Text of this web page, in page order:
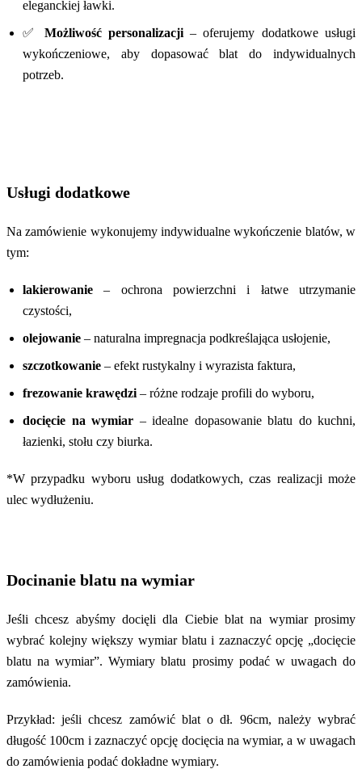
eleganckiej ławki.
✅ Możliwość personalizacji– oferujemy dodatkowe usługi
wykończeniowe, aby dopasować blat do indywidualnych
potrzeb.
Usługi dodatkowe
Na zamówienie wykonujemy indywidualne wykończenie blatów, w
tym:
lakierowanie – ochrona powierzchni i łatwe utrzymanie
czystości,
olejowanie – naturalna impregnacja podkreślająca usłojenie,
szczotkowanie – efekt rustykalny i wyrazista faktura,
frezowanie krawędzi – różne rodzaje profili do wyboru,
docięcie na wymiar – idealne dopasowanie blatu do kuchni,
łazienki, stołu czy biurka.
*W przypadku wyboru usług dodatkowych, czas realizacji może
ulec wydłużeniu.
Docinanie blatu na wymiar
Jeśli chcesz abyśmy docięli dla Ciebie blat na wymiar prosimy
wybrać kolejny większy wymiar blatu i zaznaczyć opcję „docięcie
blatu na wymiar”. Wymiary blatu prosimy podać w uwagach do
zamówienia.
Przykład: jeśli chcesz zamówić blat o dł. 96cm, należy wybrać
długość 100cm i zaznaczyć opcję docięcia na wymiar, a w uwagach
do zamówienia podać dokładne wymiary.